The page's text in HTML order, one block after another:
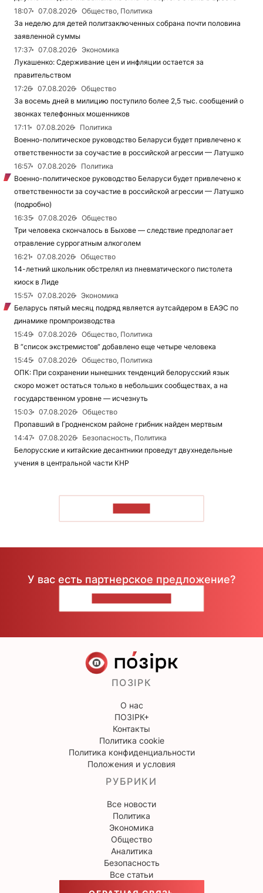
18:07
07.08.2026
Общество, Политика
За неделю для детей политзаключенных собрана почти половина
заявленной суммы
17:37
07.08.2026
Экономика
Лукашенко: Сдерживание цен и инфляции остается за
правительством
17:26
07.08.2026
Общество
За восемь дней в милицию поступило более 2,5 тыс. сообщений о
звонках телефонных мошенников
17:11
07.08.2026
Политика
Военно-политическое руководство Беларуси будет привлечено к
ответственности за соучастие в российской агрессии — Латушко
16:57
07.08.2026
Политика
Военно-политическое руководство Беларуси будет привлечено к
ответственности за соучастие в российской агрессии — Латушко
(подробно)
16:35
07.08.2026
Общество
Три человека скончалось в Быхове — следствие предполагает
отравление суррогатным алкоголем
16:21
07.08.2026
Общество
14-летний школьник обстрелял из пневматического пистолета
киоск в Лиде
15:57
07.08.2026
Экономика
Беларусь пятый месяц подряд является аутсайдером в ЕАЭС по
динамике промпроизводства
15:49
07.08.2026
Общество, Политика
В “список экстремистов“ добавлено еще четыре человека
15:45
07.08.2026
Общество, Политика
ОПК: При сохранении нынешних тенденций белорусский язык
скоро может остаться только в небольших сообществах, а на
государственном уровне — исчезнуть
15:03
07.08.2026
Общество
Пропавший в Гродненском районе грибник найден мертвым
14:47
07.08.2026
Безопасность, Политика
Белорусские и китайские десантники проведут двухнедельные
учения в центральной части КНР
У вас есть партнерское предложение?
ПОЗІРК
О нас
ПОЗІРК+
Контакты
Политика cookie
Политика конфиденциальности
Положения и условия
РУБРИКИ
Все новости
Политика
Экономика
Общество
Аналитика
Безопасность
Все статьи